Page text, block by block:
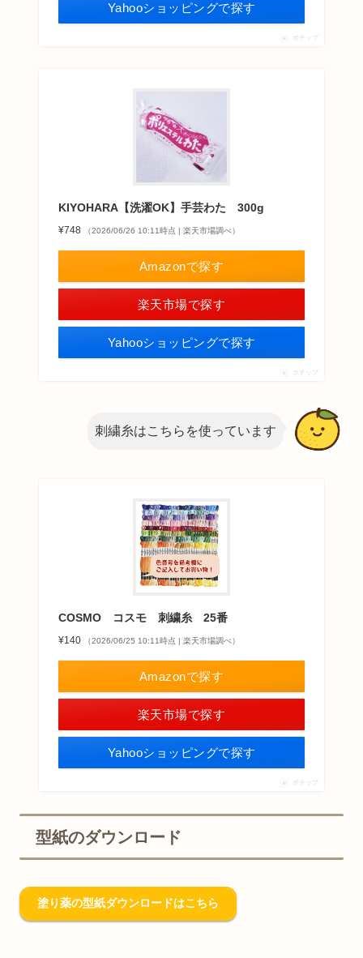
Yahooショッピングで探す
ポチップ
KIYOHARA【洗濯OK】手芸わた 300g
¥748 （2026/06/26 10:11時点 | 楽天市場調べ）
Amazonで探す
楽天市場で探す
Yahooショッピングで探す
ポチップ
刺繍糸はこちらを使っています
COSMO コスモ 刺繍糸 25番
¥140 （2026/06/25 10:11時点 | 楽天市場調べ）
Amazonで探す
楽天市場で探す
Yahooショッピングで探す
ポチップ
型紙のダウンロード
塗り薬の型紙ダウンロードはこちら